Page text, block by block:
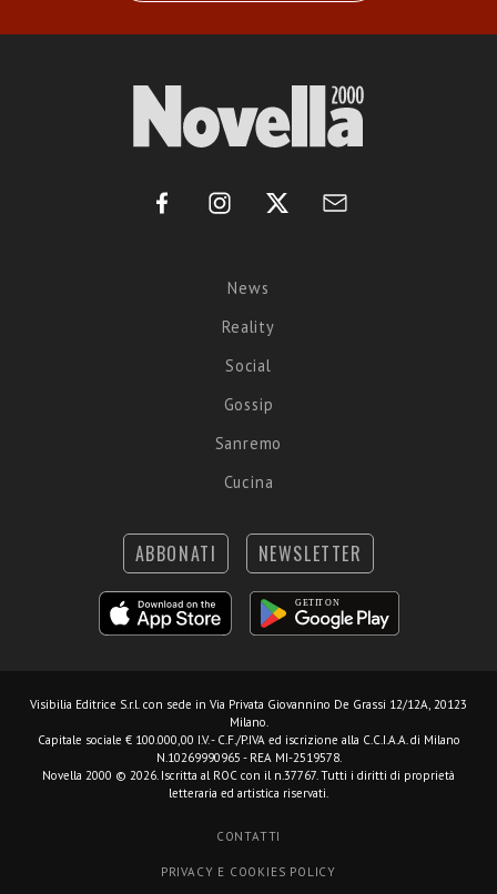
News
Reality
Social
Gossip
Sanremo
Cucina
ABBONATI NEWSLETTER
Visibilia Editrice S.r.l. con sede in Via Privata Giovannino De Grassi 12/12A, 20123
Milano.
Capitale sociale € 100.000,00 I.V. - C.F./P.IVA ed iscrizione alla C.C.I.A.A. di Milano
N.10269990965 - REA MI-2519578.
Novella 2000 © 2026. Iscritta al ROC con il n.37767. Tutti i diritti di proprietà
letteraria ed artistica riservati.
CONTATTI
PRIVACY E COOKIES POLICY